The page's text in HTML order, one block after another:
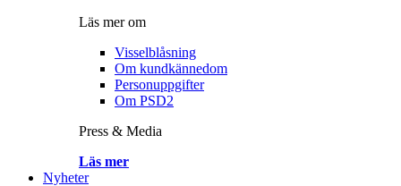
Läs mer om
Visselblåsning
Om kundkännedom
Personuppgifter
Om PSD2
Press & Media
Läs mer
Nyheter